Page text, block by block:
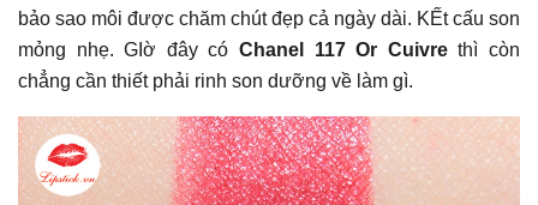
bảo sao môi được chăm chút đẹp cả ngày dài. KẾt cấu son
mỏng nhẹ. GIờ đây có Chanel 117 Or Cuivrethì còn
chẳng cần thiết phải rinh son dưỡng về làm gì.